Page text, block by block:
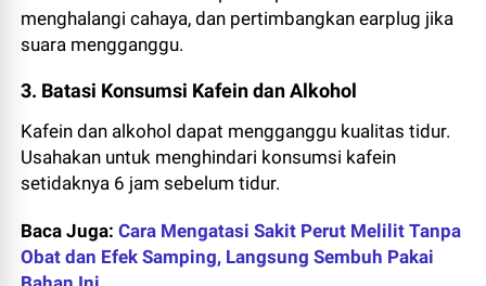
menghalangi cahaya, dan pertimbangkan earplug jika
suara mengganggu.
3. Batasi Konsumsi Kafein dan Alkohol
Kafein dan alkohol dapat mengganggu kualitas tidur.
Usahakan untuk menghindari konsumsi kafein
setidaknya 6 jam sebelum tidur.
Baca Juga:Cara Mengatasi Sakit Perut Melilit Tanpa
Obat dan Efek Samping, Langsung Sembuh Pakai